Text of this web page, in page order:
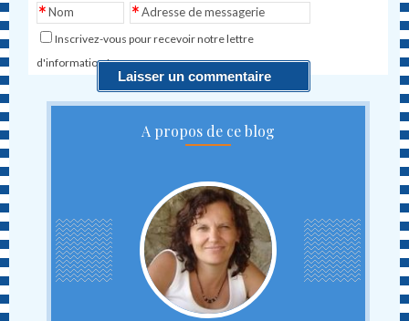
Nom
* Adresse de messagerie
*
Inscrivez-vous pour recevoir notre lettre
d'information !
A propos de ce blog